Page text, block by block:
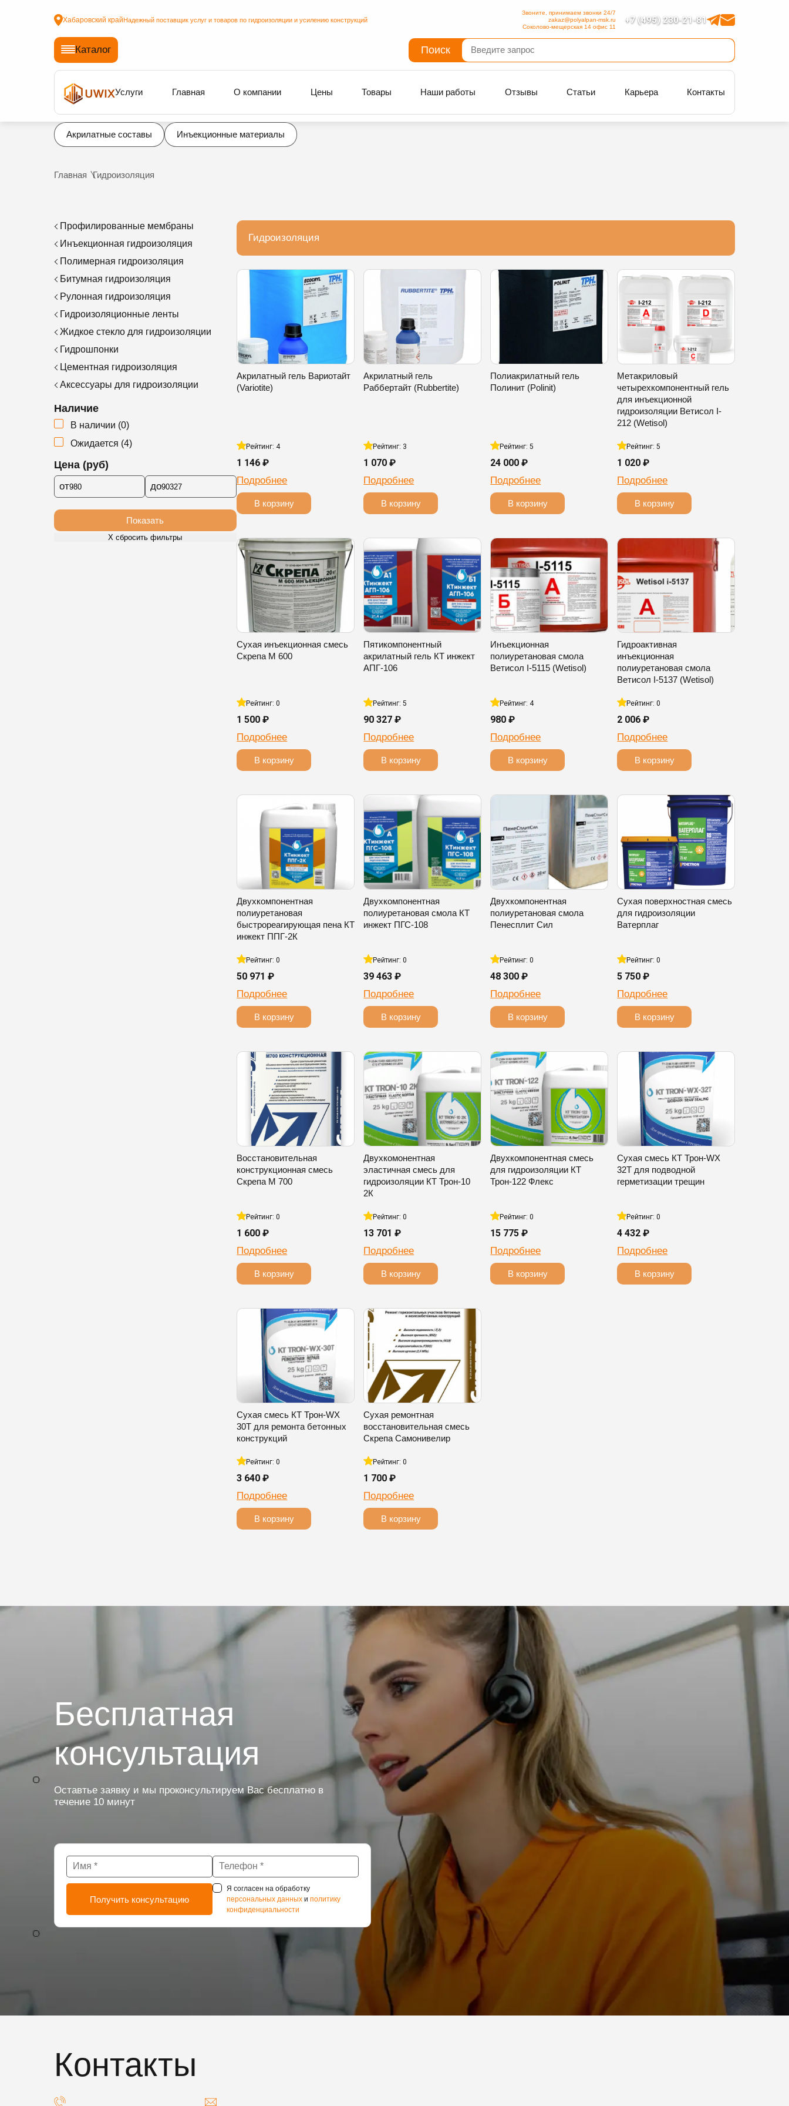
Хабаровский крайНадежный поставщик услуг и товаров по гидроизоляции и усилению конструкций +7 (495) 230-21-81
Звоните, принимаем звонки 24/7
zakaz@polyalpan-msk.ru
Соколово-мещерская 14 офис 11
Каталог Поиск
Услуги Главная О компании Цены Товары Наши работы Отзывы Статьи Карьера Контакты
Акрилатные составы Инъекционные материалы
Главная Гидроизоляция
Профилированные мембраны
Инъекционная гидроизоляция
Полимерная гидроизоляция
Битумная гидроизоляция
Рулонная гидроизоляция
Гидроизоляционные ленты
Жидкое стекло для гидроизоляции
Гидрошпонки
Цементная гидроизоляция
Аксессуары для гидроизоляции
Наличие
В наличии (0)
Ожидается (4)
Цена (руб)
от до
Показать
Х сбросить фильтры
Гидроизоляция
Акрилатный гель Вариотайт
(Variotite)
Рейтинг: 4
1 146 ₽
Подробнее
В корзину
Акрилатный гель
Раббертайт (Rubbertite)
Рейтинг: 3
1 070 ₽
Подробнее
В корзину
Полиакрилатный гель
Полинит (Polinit)
Рейтинг: 5
24 000 ₽
Подробнее
В корзину
Метакриловый
четырехкомпонентный гель
для инъекционной
гидроизоляции Ветисол I-
212 (Wetisol)
Рейтинг: 5
1 020 ₽
Подробнее
В корзину
Сухая инъекционная смесь
Скрепа М 600
Рейтинг: 0
1 500 ₽
Подробнее
В корзину
Пятикомпонентный
акрилатный гель КТ инжект
АПГ-106
Рейтинг: 5
90 327 ₽
Подробнее
В корзину
Инъекционная
полиуретановая смола
Ветисол I-5115 (Wetisol)
Рейтинг: 4
980 ₽
Подробнее
В корзину
Гидроактивная
инъекционная
полиуретановая смола
Ветисол I-5137 (Wetisol)
Рейтинг: 0
2 006 ₽
Подробнее
В корзину
Двухкомпонентная
полиуретановая
быстрореагирующая пена КТ
инжект ППГ-2К
Рейтинг: 0
50 971 ₽
Подробнее
В корзину
Двухкомпонентная
полиуретановая смола КТ
инжект ПГС-108
Рейтинг: 0
39 463 ₽
Подробнее
В корзину
Двухкомпонентная
полиуретановая смола
Пенесплит Сил
Рейтинг: 0
48 300 ₽
Подробнее
В корзину
Сухая поверхностная смесь
для гидроизоляции
Ватерплаг
Рейтинг: 0
5 750 ₽
Подробнее
В корзину
Восстановительная
конструкционная смесь
Скрепа М 700
Рейтинг: 0
1 600 ₽
Подробнее
В корзину
Двухкомонентная
эластичная смесь для
гидроизоляции КТ Трон-10
2К
Рейтинг: 0
13 701 ₽
Подробнее
В корзину
Двухкомпонентная смесь
для гидроизоляции КТ
Трон-122 Флекс
Рейтинг: 0
15 775 ₽
Подробнее
В корзину
Сухая смесь КТ Трон-WX
32T для подводной
герметизации трещин
Рейтинг: 0
4 432 ₽
Подробнее
В корзину
Сухая смесь КТ Трон-WX
30T для ремонта бетонных
конструкций
Рейтинг: 0
3 640 ₽
Подробнее
В корзину
Сухая ремонтная
восстановительная смесь
Скрепа Самонивелир
Рейтинг: 0
1 700 ₽
Подробнее
В корзину
Бесплатная
консультация
Оставтье заявку и мы проконсультируем Вас бесплатно в
течение 10 минут
Я согласен на обработку
персональных данныхи политику
конфиденциальности
Контакты